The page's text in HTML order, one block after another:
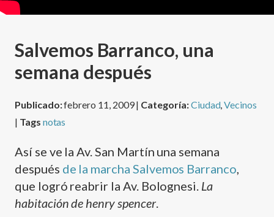
Salvemos Barranco, una
semana después
Publicado:febrero 11, 2009 | Categoría:Ciudad,Vecinos
| Tags notas
Así­ se ve la Av. San Martí­n una semana
después de la marcha Salvemos Barranco
que logró reabrir la Av. Bolognesi. La
habitación de henry spencer.